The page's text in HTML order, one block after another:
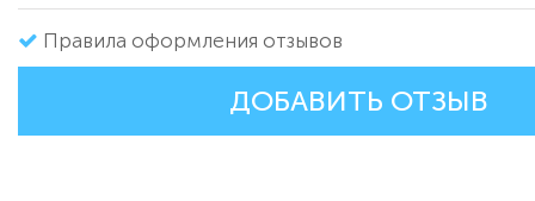
Правила оформления отзывов
ДОБАВИТЬ ОТЗЫВ